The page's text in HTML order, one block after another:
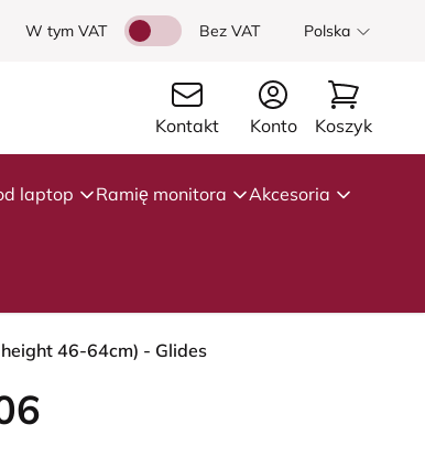
W tym VAT Bez VAT Polska
Kontakt Konto Koszyk
laptop Ramię monitora Akcesoria
46-64cm) - Glides